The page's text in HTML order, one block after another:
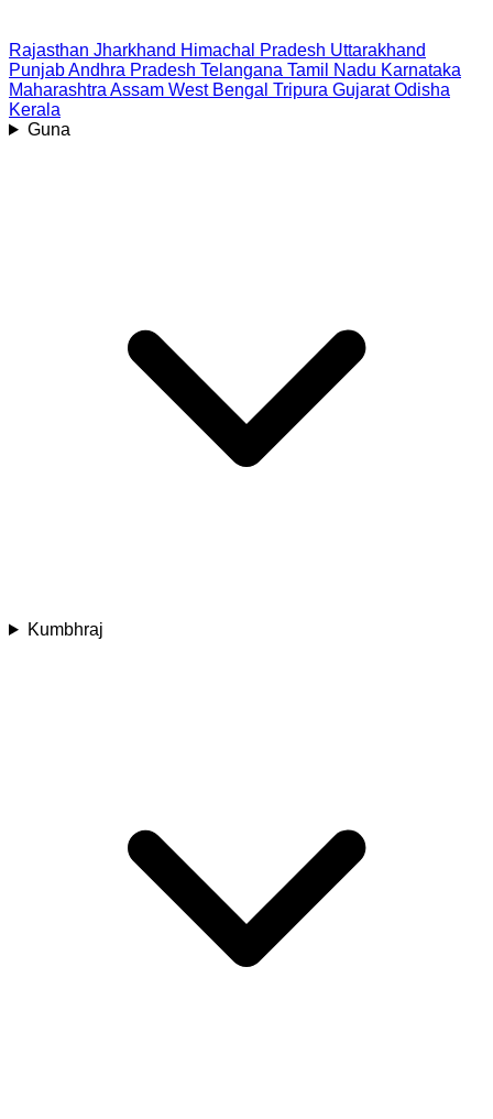
Rajasthan Jharkhand Himachal Pradesh Uttarakhand
PunjabAndhra Pradesh Telangana Tamil Nadu Karnataka
Maharashtra Assam West Bengal Tripura Gujarat Odisha
Kerala
Guna
Kumbhraj